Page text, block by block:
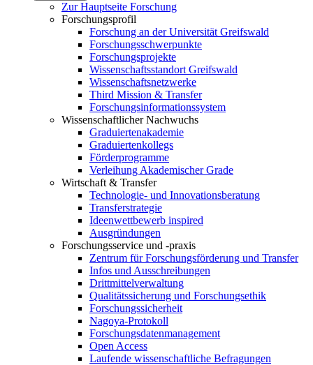
Zur Hauptseite Forschung
Forschungsprofil
Forschung an der Universität Greifswald
Forschungsschwerpunkte
Forschungsprojekte
Wissenschaftsstandort Greifswald
Wissenschaftsnetzwerke
Third Mission & Transfer
Forschungsinformationssystem
Wissenschaftlicher Nachwuchs
Graduiertenakademie
Graduiertenkollegs
Förderprogramme
Verleihung Akademischer Grade
Wirtschaft & Transfer
Technologie- und Innovationsberatung
Transferstrategie
Ideenwettbewerb inspired
Ausgründungen
Forschungsservice und -praxis
Zentrum für Forschungsförderung und Transfer
Infos und Ausschreibungen
Drittmittelverwaltung
Qualitätssicherung und Forschungsethik
Forschungssicherheit
Nagoya-Protokoll
Forschungsdatenmanagement
Open Access
Laufende wissenschaftliche Befragungen